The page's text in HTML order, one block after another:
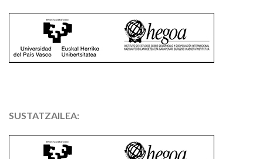
SUSTATZAILEA: